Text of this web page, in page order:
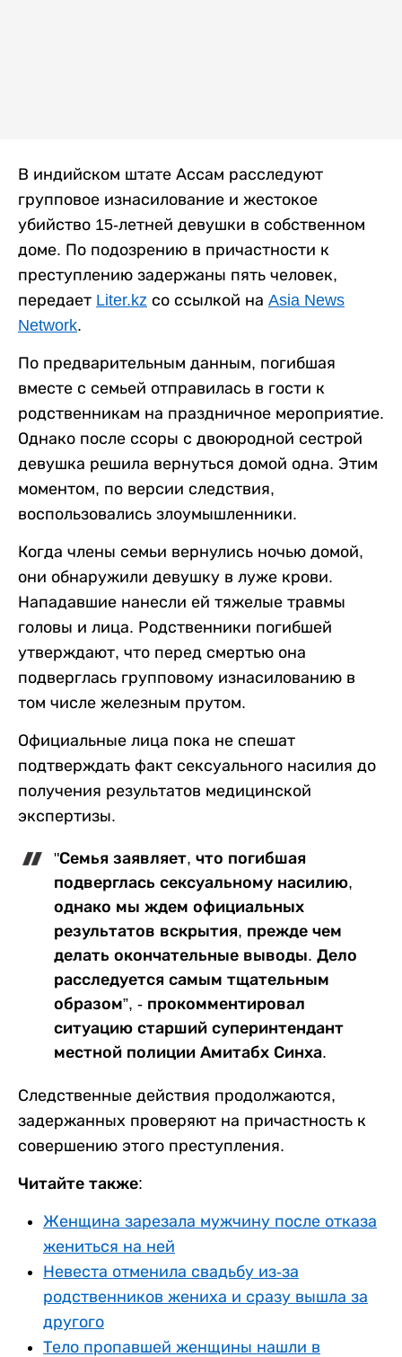
В индийском штате Ассам расследуют
групповое изнасилование и жестокое
убийство 15-летней девушки в собственном
доме. По подозрению в причастности к
преступлению задержаны пять человек,
передает Liter.kz со ссылкой на Asia News
Network.
По предварительным данным, погибшая
вместе с семьей отправилась в гости к
родственникам на праздничное мероприятие.
Однако после ссоры с двоюродной сестрой
девушка решила вернуться домой одна. Этим
моментом, по версии следствия,
воспользовались злоумышленники.
Когда члены семьи вернулись ночью домой,
они обнаружили девушку в луже крови.
Нападавшие нанесли ей тяжелые травмы
головы и лица. Родственники погибшей
утверждают, что перед смертью она
подверглась групповому изнасилованию в
том числе железным прутом.
Официальные лица пока не спешат
подтверждать факт сексуального насилия до
получения результатов медицинской
экспертизы.
"Семья заявляет, что погибшая
подверглась сексуальному насилию,
однако мы ждем официальных
результатов вскрытия, прежде чем
делать окончательные выводы. Дело
расследуется самым тщательным
образом”, - прокомментировал
ситуацию старший суперинтендант
местной полиции Амитабх Синха.
Следственные действия продолжаются,
задержанных проверяют на причастность к
совершению этого преступления.
Читайте также:
Женщина зарезала мужчину после отказа
жениться на ней
Невеста отменила свадьбу из-за
родственников жениха и сразу вышла за
другого
Тело пропавшей женщины нашли в